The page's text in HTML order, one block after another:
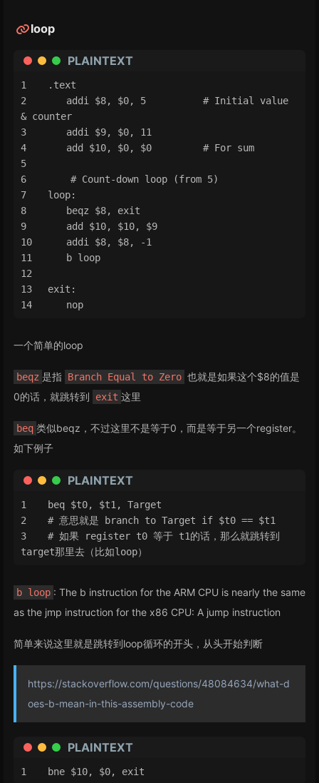
loop
PLAINTEXT
.text
& counter
	addi $9, $0, 11
	add $10, $0, $0         # For sum
    # Count-down loop (from 5)
loop:
	beqz $8, exit
	add $10, $10, $9
	addi $8, $8, -1
	b loop
exit:
	nop
一个简单的loop
beqz 是指 Branch Equal to Zero 也就是如果这个$8的值是
0的话，就跳转到
exit 这里
beq 类似beqz，不过这里不是等于0，而是等于另一个register。
如下例子
PLAINTEXT
beq $t0, $t1, Target
# 意思就是 branch to Target if $t0 == $t1
# 如果 register t0 等于 t1的话，那么就跳转到
target那里去（比如loop）
b loop : The b instruction for the ARM CPU is nearly the same
as the jmp instruction for the x86 CPU: A jump instruction
简单来说这里就是跳转到loop循环的开头，从头开始判断
https://stackoverflow.com/questions/48084634/what-d
oes-b-mean-in-this-assembly-code
PLAINTEXT
bne $10, $0, exit